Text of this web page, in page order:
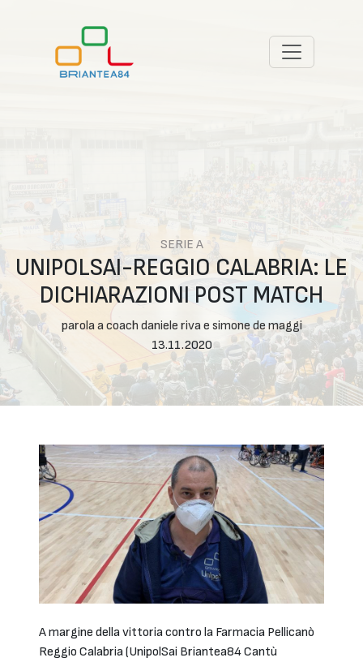
SERIE A
UNIPOLSAI-REGGIO CALABRIA: LE
DICHIARAZIONI POST MATCH
parola a coach daniele riva e simone de maggi
13.11.2020
A margine della vittoria contro la Farmacia Pellicanò
Reggio Calabria (UnipolSai Briantea84 Cantù